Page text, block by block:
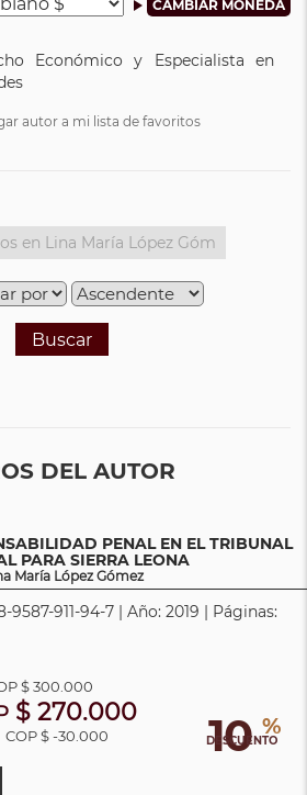
Económico y Especialista en
autor a mi lista de favoritos
Buscar
DEL AUTOR
PENAL EN EL TRIBUNAL
PARA SIERRA LEONA
María López Gómez
9587-911-94-7 | Año: 2019 | Páginas:
10 %
DESCUENTO
$ 300.000
$ 270.000
COP $ -30.000